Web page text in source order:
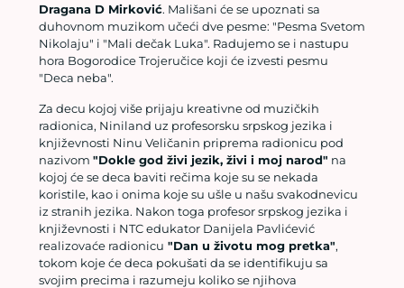
Dragana D Mirković. Mališani će se upoznati sa
duhovnom muzikom učeći dve pesme: "Pesma Svetom
Nikolaju" i "Mali dečak Luka". Radujemo se i nastupu
hora Bogorodice Trojeručice koji će izvesti pesmu
"Deca neba".
Za decu kojoj više prijaju kreativne od muzičkih
radionica, Niniland uz profesorsku srpskog jezika i
književnosti Ninu Veličanin priprema radionicu pod
nazivom "Dokle god živi jezik, živi i moj narod" na
kojoj će se deca baviti rečima koje su se nekada
koristile, kao i onima koje su ušle u našu svakodnevicu
iz stranih jezika. Nakon toga profesor srpskog jezika i
književnosti i NTC edukator Danijela Pavlićević
realizovaće radionicu "Dan u životu mog pretka",
tokom koje će deca pokušati da se identifikuju sa
svojim precima i razumeju koliko se njihova